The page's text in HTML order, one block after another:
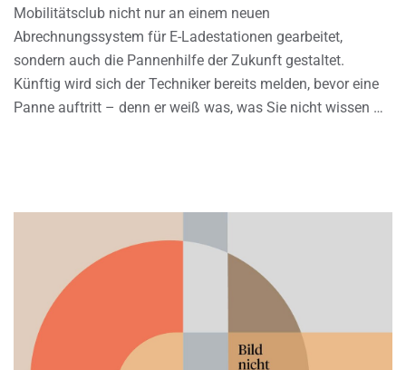
Mobilitätsclub nicht nur an einem neuen
Abrechnungssystem für E-Ladestationen gearbeitet,
sondern auch die Pannenhilfe der Zukunft gestaltet.
Künftig wird sich der Techniker bereits melden, bevor eine
Panne auftritt – denn er weiß was, was Sie nicht wissen …